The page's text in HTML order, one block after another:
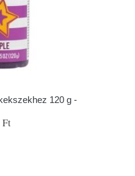
120 g -
Ft